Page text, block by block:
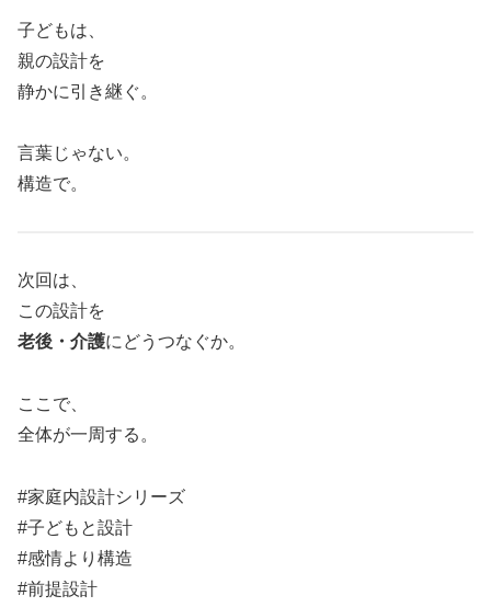
子どもは、
親の設計を
静かに引き継ぐ。
言葉じゃない。
構造で。
次回は、
この設計を
老後・介護にどうつなぐか。
ここで、
全体が一周する。
#家庭内設計シリーズ
#子どもと設計
#感情より構造
#前提設計